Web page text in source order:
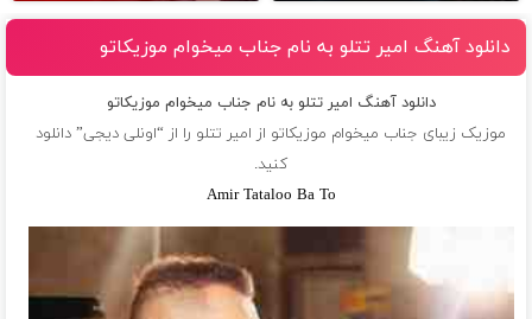
دانلود آهنگ امیر تتلو به نام جناب میخوام موزیکاتو
دانلود آهنگ امیر تتلو به نام جناب میخوام موزیکاتو
موزیک زیبای جناب میخوام موزیکاتو از امیر تتلو را از “اونلی دیجی” دانلود
کنید.
Amir Tataloo Ba To